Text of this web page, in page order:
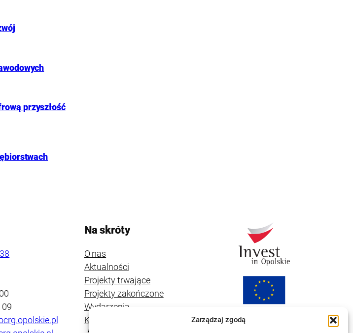
Zarządzaj zgodą
przyszłość
09
Na skróty
O nas
Aktualności
Projekty trwające
Projekty zakończone
Wydarzenia
Kontakt